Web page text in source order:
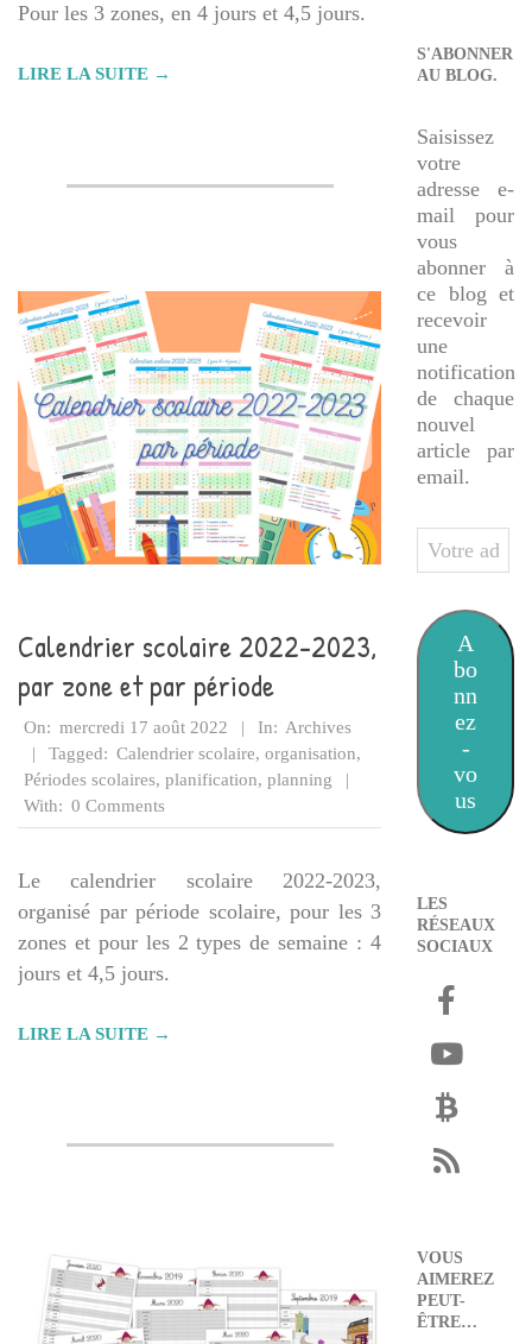
Pour les 3 zones, en 4 jours et 4,5 jours.
LIRE LA SUITE →
Calendrier scolaire 2022-2023,
par zone et par période
2022-
08-
17
On: mercredi 17 août 2022 In: Archives
Tagged: Calendrier scolaire, organisation,
Périodes scolaires, planification, planning
With: 0 Comments
Le calendrier scolaire 2022-2023,
organisé par période scolaire, pour les 3
zones et pour les 2 types de semaine : 4
jours et 4,5 jours.
LIRE LA SUITE →
S'ABONNER
AU BLOG.
Saisissez
votre
adresse e-
mail pour
vous
abonner à
ce blog et
recevoir
une
notification
de chaque
nouvel
article par
email.
Votre
adresse
mail
A
bo
nn
ez
-
vo
us
LES
RÉSEAUX
SOCIAUX
VOUS
AIMEREZ
PEUT-
ÊTRE…